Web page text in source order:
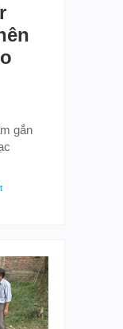
gắn